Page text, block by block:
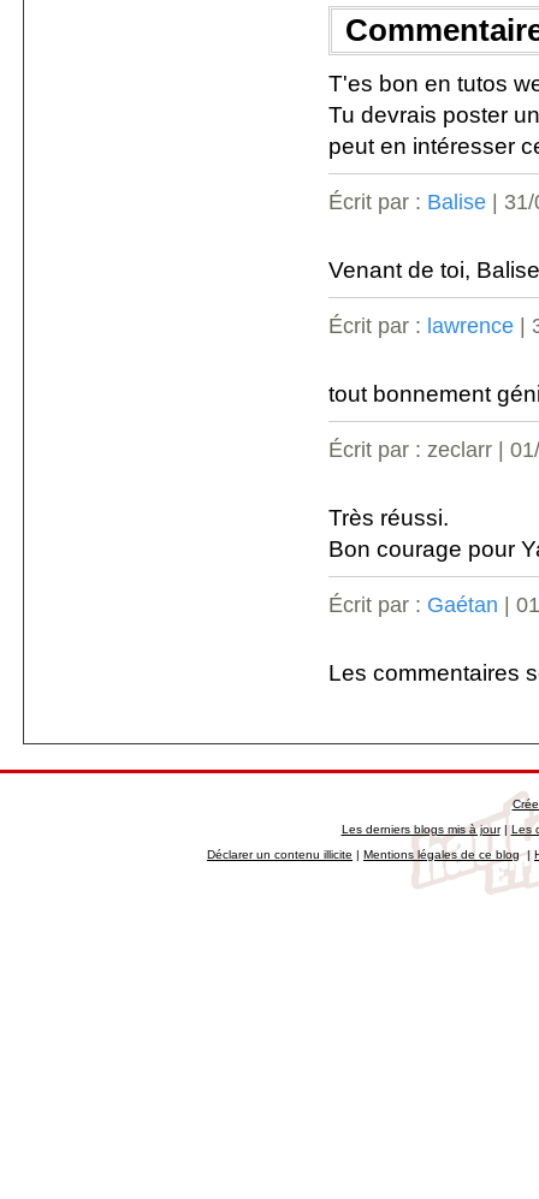
T'es bon en tutos
Tu devrais poster
peut en intéresser
Écrit par : Balise |
Venant de toi,
Écrit par : lawrence |
tout bonnement
Écrit par : zeclarr |
Très réussi.
Bon courage pour
Écrit par : Gaétan |
Les commentaires
Les derniers blogs mis à jour|Les
Déclarer un contenu illicite | Mentions légales de ce blog|